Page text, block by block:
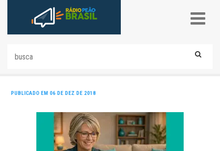
PUBLICADO EM 06 DE DEZ DE 2018